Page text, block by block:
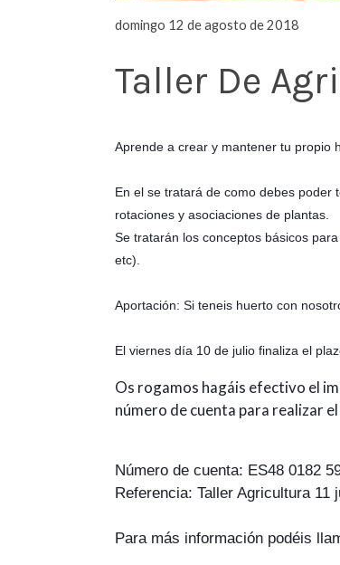
domingo 12 de agosto de 2018
Taller De
Aprende a crear y mantener tu propio
En el se tratará de como debes poder
rotaciones y asociaciones de plantas.
Se tratarán los conceptos básicos
etc).
Aportación: Si teneis huerto con
El viernes día 10 de julio finaliza el
Os rogamos hagáis efectivo el
número de cuenta para realizar
Número de cuenta: ES48 0182
Referencia: Taller Agricultura 11
Para más información podéis